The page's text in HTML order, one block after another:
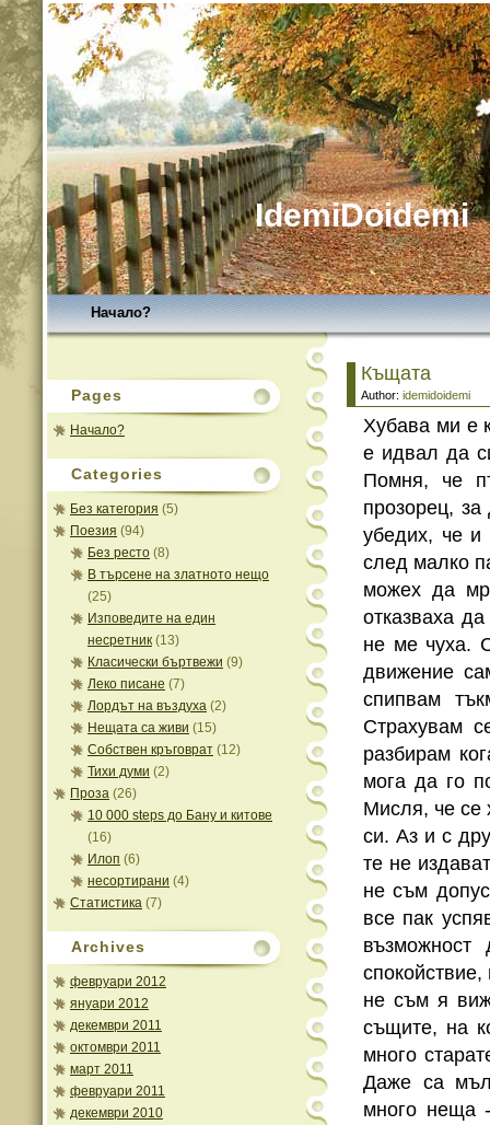
IdemiDoidemi
Начало?
Pages
Начало?
Categories
Без категория (5)
Поезия (94)
Без ресто (8)
В търсене на златното нещо
(25)
Изповедите на един
несретник (13)
Класически бъртвежи (9)
Леко писане (7)
Лордът на въздуха (2)
Нещата са живи (15)
Собствен кръговрат (12)
Тихи думи (2)
Проза (26)
10 000 steps до Бану и китове
(16)
Илоп (6)
несортирани (4)
Статистика (7)
Archives
февруари 2012
януари 2012
декември 2011
октомври 2011
март 2011
февруари 2011
декември 2010
Къщата
Author: idemidoidemi
Хубава ми е
е идвал да
Помня, че
прозорец,
убедих, че
след малко
можех да
отказваха
не ме чуха.
движение
спипвам
Страхувам
разбирам
мога да го
Мисля, че се
си. Аз и с
те не
не съм
все пак
не съм я
същите, на
много
Даже са
много неща